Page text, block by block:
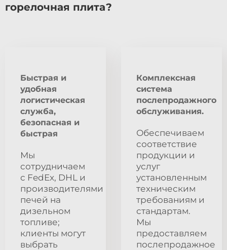
горелочная плита?
Быстрая и
удобная
логистическая
служба,
безопасная и
быстрая
Мы
сотрудничаем
с FedEx, DHL и
производителями
печей на
дизельном
топливе;
клиенты могут
выбрать
Комплексная
система
послепродажного
обслуживания.
Обеспечиваем
соответствие
продукции и
услуг
установленным
техническим
требованиям и
стандартам.
Мы
предоставляем
послепродажное